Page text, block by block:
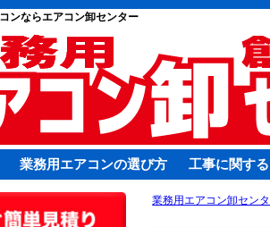
ンならエアコン卸センター
業務用エアコンの選び方 工事に関す
業務用エアコン卸セン